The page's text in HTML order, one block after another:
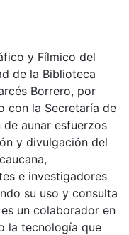
y Fílmico del
de la Biblioteca
Borrero, por
con la Secretaría de
aunar esfuerzos
y divulgación del
e investigadores
su uso y consulta
un colaborador en
la tecnología que